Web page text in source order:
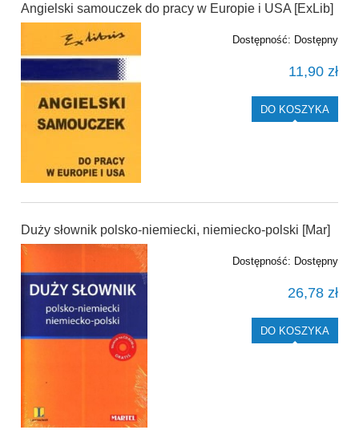
Angielski samouczek do pracy w Europie i USA [ExLib]
Dostępność: Dostępny
11,90 zł
DO KOSZYKA
Duży słownik polsko-niemiecki, niemiecko-polski [Mar]
Dostępność: Dostępny
26,78 zł
DO KOSZYKA